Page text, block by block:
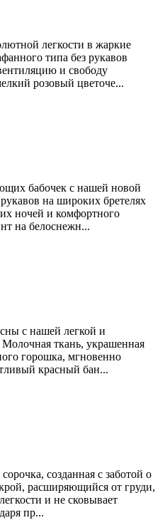
легкости в жаркие
типа без рукавов
и свободу
розовый цветоче...
бабочек с нашей новой
на широких бретелях
ночей и комфортного
на белоснежн...
с нашей легкой и
ткань, украшенная
горошка, мгновенно
красный бан...
созданная с заботой о
расширяющийся от груди,
и не сковывает
пр...